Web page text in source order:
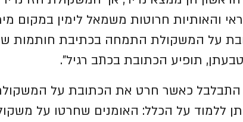
והאותיות חרוטות משמאל לימין במקום
על המשקולת התמחה בכתיבת חותמות
תופיע הכתובת בכתב רגיל".
התבלבל כאשר חרט את הכתובת על
ללמוד על הכלל: האומנים שחרטו על